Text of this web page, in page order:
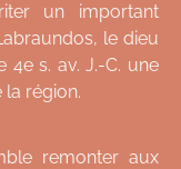
un important
le dieu
s. av. J.-C. une
région.
remonter aux